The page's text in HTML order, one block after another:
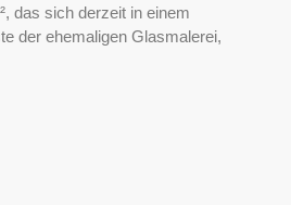
das sich derzeit in einem
der ehemaligen Glasmalerei,